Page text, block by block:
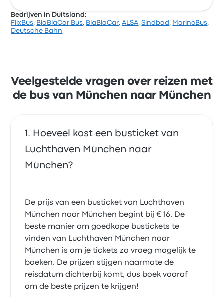
Op basis van 497 beoordelingen heeft het bedrijf 3.9
Bedrijven in Duitsland:
FlixBus, BlaBlaCar Bus, BlaBlaCar,ALSA,Sindbad , MarinoBus,
Deutsche Bahn
Veelgestelde vragen over reizen met
de bus van München naar München
Hoeveel kost een busticket van
Luchthaven München naar
München?
De prijs van een busticket van Luchthaven
München naar München begint bij € 16. De
beste manier om goedkope bustickets te
vinden van Luchthaven München naar
München is om je tickets zo vroeg mogelijk te
boeken. De prijzen stijgen naarmate de
reisdatum dichterbij komt, dus boek vooraf
om de beste prijzen te krijgen!